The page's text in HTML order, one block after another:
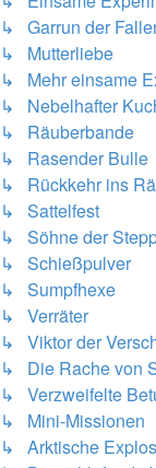
↳ Garrun der
↳ Mutterliebe
↳ Mehr einsame
↳ Nebelhafter
↳ Räuberbande
↳ Rasender Bulle
↳ Rückkehr ins
↳ Sattelfest
↳ Söhne der
↳ Schießpulver
↳ Sumpfhexe
↳ Verräter
↳ Viktor der
↳ Die Rache von
↳ Verzweifelte
↳ Mini-Missionen
↳ Arktische